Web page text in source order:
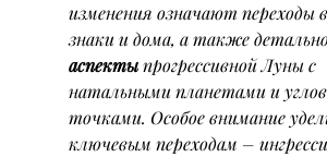
изменения означают переходы
знаки и дома, а также
аспекты прогрессивной Луны с
натальными планетами и
точками. Особое внимание
ключевым переходам –